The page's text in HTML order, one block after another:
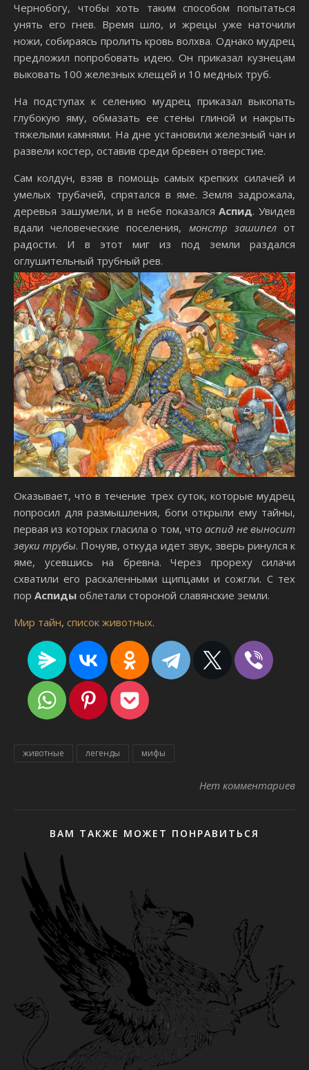
Чернобогу, чтобы хоть таким способом попытаться
унять его гнев. Время шло, и жрецы уже наточили
ножи, собираясь пролить кровь волхва. Однако мудрец
предложил попробовать идею. Он приказал кузнецам
выковать 100 железных клещей и 10 медных труб.
На подступах к селению мудрец приказал выкопать
глубокую яму, обмазать ее стены глиной и накрыть
тяжелыми камнями. На дне установили железный чан и
развели костер, оставив среди бревен отверстие.
Сам колдун, взяв в помощь самых крепких силачей и
умелых трубачей, спрятался в яме. Земля задрожала,
деревья зашумели, и в небе показалсяАспид. Увидев
вдали человеческие поселения, монстр зашипелот
радости. И в этот миг из под земли раздался
оглушительный трубный рев.
Оказывает, что в течение трех суток, которые мудрец
попросил для размышления, боги открыли ему тайны,
первая из которых гласила о том, чтоаспид не выносит
звуки трубы. Почуяв, откуда идет звук, зверь ринулся к
яме, усевшись на бревна. Через прореху силачи
схватили его раскаленными щипцами и сожгли. С тех
пор Аспиды облетали стороной славянские земли.
Мир тайн, список животных.
животные легенды мифы
Нет комментариев
ВАМ ТАКЖЕ МОЖЕТ ПОНРАВИТЬСЯ